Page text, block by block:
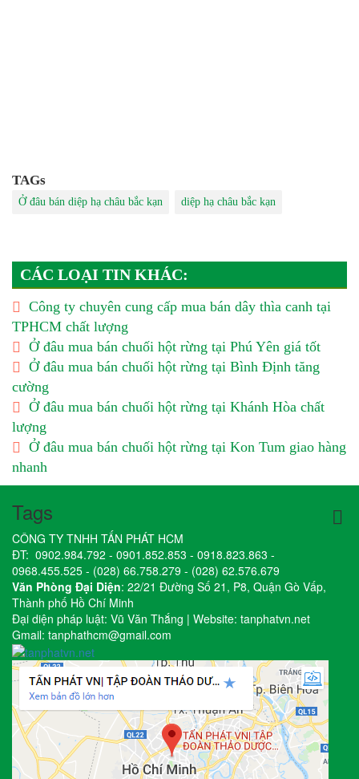
TAGs
Ở đâu bán diệp hạ châu bắc kạn diệp hạ châu bắc kạn
CÁC LOẠI TIN KHÁC:
Công ty chuyên cung cấp mua bán dây thìa canh tại
TPHCM chất lượng
Ở đâu mua bán chuối hột rừng tại Phú Yên giá tốt
Ở đâu mua bán chuối hột rừng tại Bình Định tăng
cường
Ở đâu mua bán chuối hột rừng tại Khánh Hòa chất
lượng
Ở đâu mua bán chuối hột rừng tại Kon Tum giao hàng
nhanh
Tags
CÔNG TY TNHH TẤN PHÁT HCM
ĐT: 0902.984.792 - 0901.852.853 - 0918.823.863 -
0968.455.525 - (028) 66.758.279 - (028) 62.576.679
Văn Phòng Đại Diện: 22/21 Đường Số 21, P8, Quận Gò Vấp,
Thành phố Hồ Chí Minh
Đại diện pháp luật: Vũ Văn Thắng | Website: tanphatvn.net
Gmail: tanphathcm@gmail.com